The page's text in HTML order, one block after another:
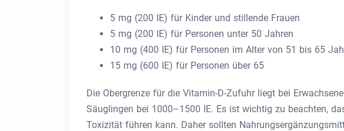
5 mg (200 IE) für Kinder und stillende Frauen
5 mg (200 IE) für Personen unter 50 Jahren
10 mg (400 IE) für Personen im Alter von 51 bis 65
15 mg (600 IE) für Personen über 65
Die Obergrenze für die Vitamin-D-Zufuhr liegt bei
Säuglingen bei 1000–1500 IE. Es ist wichtig zu beachten,
Toxizität führen kann. Daher sollten